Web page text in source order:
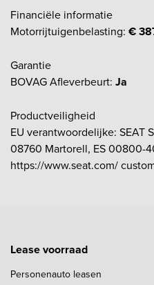
Financiële informatie
Motorrijtuigenbelasting: €
Garantie
BOVAG Afleverbeurt: Ja
Productveiligheid
EU verantwoordelijke: SEAT
08760 Martorell, ES 00800-
https://www.seat.com/
Lease voorraad
Personenauto leasen